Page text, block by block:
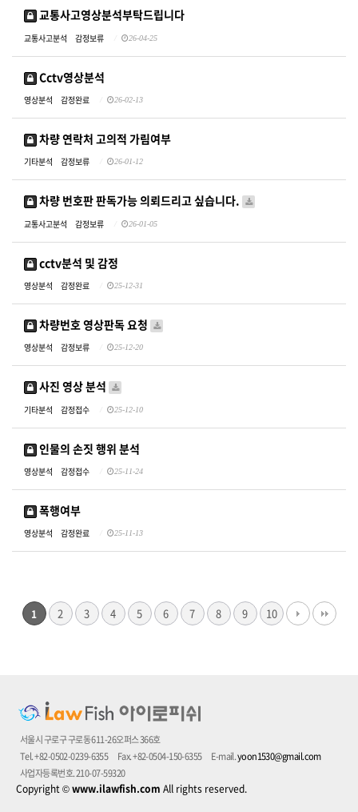
교통사고영상분석부탁드립니다
교통사고분석 감정보류 26-04-25
Cctv영상분석
영상분석 감정완료 26-02-13
차량 연락처 고의적 가림여부
기타분석 감정보류 26-01-12
차량 번호판 판독가능 의뢰드리고 싶습니다.
교통사고분석 감정보류 26-01-05
cctv분석 및 감정
영상분석 감정완료 25-12-31
차량번호 영상판독 요청
영상분석 감정보류 25-12-20
사진 영상 분석
기타분석 감정접수 25-12-10
인물의 손짓 행위 분석
영상분석 감정접수 25-11-24
폭행여부
영상분석 감정완료 25-11-13
1 2 3 4 5 6 7 8 9 10
서울시 구로구 구로동 611-26오퍼스 366호
Tel. +82-0502-0239-6355
Fax. +82-0504-150-6355 E-mail.yoon1530@gmail.com
사업자등록번호. 210-07-59320
Copyright©www.ilawfish.com All rights reserved.